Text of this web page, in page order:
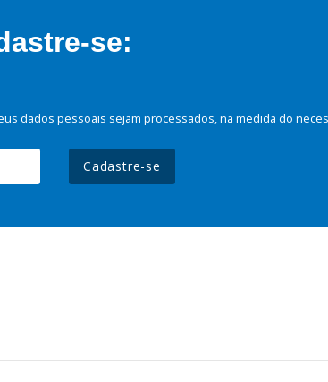
se:
dados pessoais sejam processados, na medida do
Cadastre-se